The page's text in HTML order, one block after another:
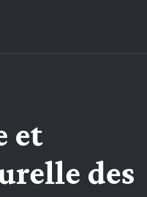
et
des